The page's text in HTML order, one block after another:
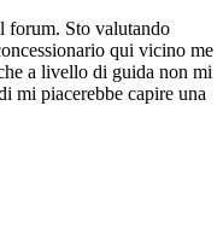
forum. Sto valutando
qui vicino me
a livello di guida non mi
mi piacerebbe capire una